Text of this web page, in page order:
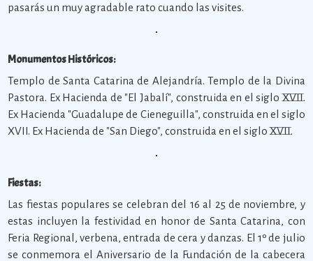
pasarás un muy agradable rato cuando las visites.
Monumentos Históricos:
Templo de Santa Catarina de Alejandría. Templo de la Divina
Pastora. Ex Hacienda de "El Jabalí", construida en el siglo XVII.
Ex Hacienda "Guadalupe de Cieneguilla", construida en el siglo
XVII. Ex Hacienda de "San Diego", construida en el siglo XVII.
Fiestas:
Las fiestas populares se celebran del 16 al 25 de noviembre, y
estas incluyen la festividad en honor de Santa Catarina, con
Feria Regional, verbena, entrada de cera y danzas. El 1º de julio
se conmemora el Aniversario de la Fundación de la cabecera